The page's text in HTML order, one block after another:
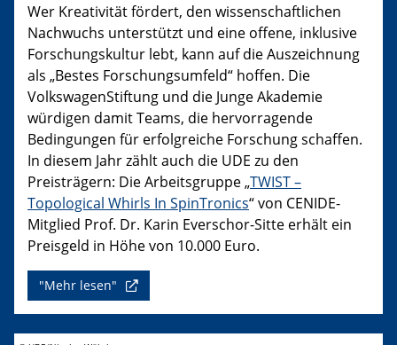
Wer Kreativität fördert, den wissenschaftlichen
Nachwuchs unterstützt und eine offene, inklusive
Forschungskultur lebt, kann auf die Auszeichnung
als „Bestes Forschungsumfeld“ hoffen. Die
VolkswagenStiftung und die Junge Akademie
würdigen damit Teams, die hervorragende
Bedingungen für erfolgreiche Forschung schaffen.
In diesem Jahr zählt auch die UDE zu den
Preisträgern: Die Arbeitsgruppe „TWIST –
Topological Whirls In SpinTronics“ von CENIDE-
Mitglied Prof. Dr. Karin Everschor-Sitte erhält ein
Preisgeld in Höhe von 10.000 Euro.
"Mehr lesen"